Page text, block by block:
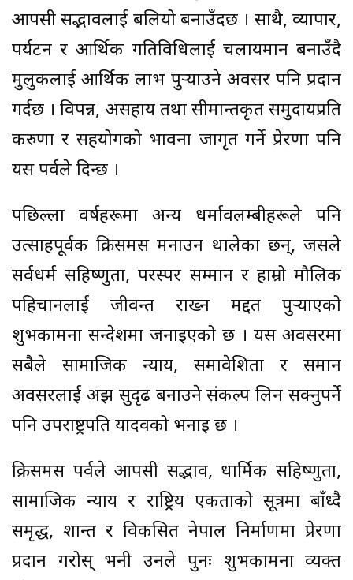
आपसी सद्भावलाई बलियो बनाउँदछ । साथै, व्यापार,
पर्यटन र आर्थिक गतिविधिलाई चलायमान बनाउँदै
मुलुकलाई आर्थिक लाभ पुर्‍याउने अवसर पनि प्रदान
गर्दछ । विपन्न, असहाय तथा सीमान्तकृत समुदायप्रति
करुणा र सहयोगको भावना जागृत गर्ने प्रेरणा पनि
यस पर्वले दिन्छ ।
पछिल्ला वर्षहरूमा अन्य धर्मावलम्बीहरूले पनि
उत्साहपूर्वक क्रिसमस मनाउन थालेका छन्, जसले
सर्वधर्म सहिष्णुता, परस्पर सम्मान र हाम्रो मौलिक
पहिचानलाई जीवन्त राख्न मद्दत पुर्‍याएको
शुभकामना सन्देशमा जनाइएको छ । यस अवसरमा
सबैले सामाजिक न्याय, समावेशिता र समान
अवसरलाई अझ सुदृढ बनाउने संकल्प लिन सक्नुपर्ने
पनि उपराष्ट्रपति यादवको भनाइ छ ।
क्रिसमस पर्वले आपसी सद्भाव, धार्मिक सहिष्णुता,
सामाजिक न्याय र राष्ट्रिय एकताको सूत्रमा बाँध्दै
समृद्ध, शान्त र विकसित नेपाल निर्माणमा प्रेरणा
प्रदान गरोस् भनी उनले पुनः शुभकामना व्यक्त